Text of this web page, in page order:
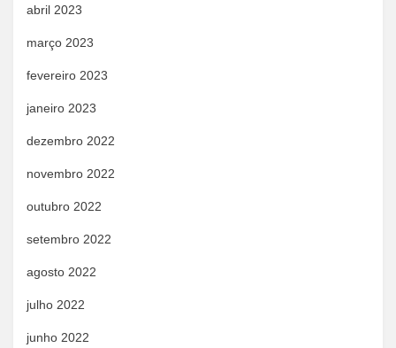
abril 2023
março 2023
fevereiro 2023
janeiro 2023
dezembro 2022
novembro 2022
outubro 2022
setembro 2022
agosto 2022
julho 2022
junho 2022